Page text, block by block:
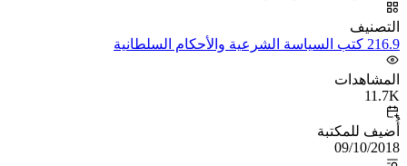
التصنيف
216.9 كتب السياسة الشرعية والأحكام السلطانية
المشاهدات
11.7K
أُضيف للمكتبة
09/10/2018